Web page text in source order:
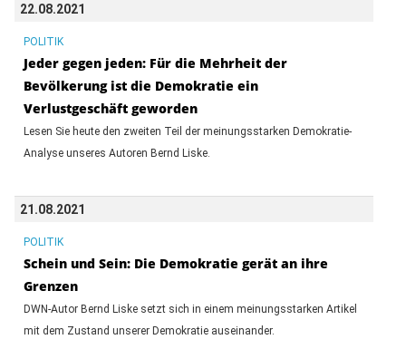
22.08.2021
POLITIK
Jeder gegen jeden: Für die Mehrheit der
Bevölkerung ist die Demokratie ein
Verlustgeschäft geworden
Lesen Sie heute den zweiten Teil der meinungsstarken Demokratie-
Analyse unseres Autoren Bernd Liske.
21.08.2021
POLITIK
Schein und Sein: Die Demokratie gerät an ihre
Grenzen
DWN-Autor Bernd Liske setzt sich in einem meinungsstarken Artikel
mit dem Zustand unserer Demokratie auseinander.